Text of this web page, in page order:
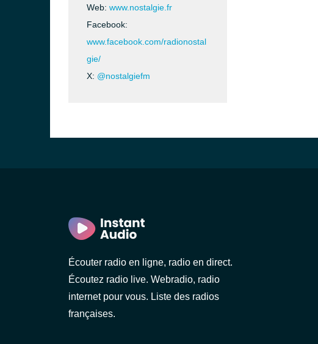
Web: www.nostalgie.fr
Facebook:
www.facebook.com/radionostal
gie/
X: @nostalgiefm
Écouter radio en ligne, radio en direct.
Écoutez radio live. Webradio, radio
internet pour vous. Liste des radios
françaises.